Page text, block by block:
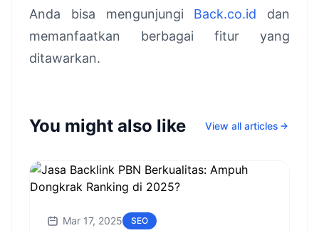
Anda bisa mengunjungi Back.co.id dan
memanfaatkan berbagai fitur yang
ditawarkan.
You might also like View all articles
Mar 17, 2025 SEO